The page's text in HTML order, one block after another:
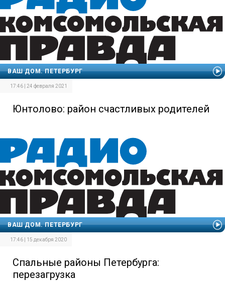
ВАШ ДОМ. ПЕТЕРБУРГ
17:46 | 24 февраля 2021
Юнтолово: район счастливых родителей
ВАШ ДОМ. ПЕТЕРБУРГ
17:46 | 15 декабря 2020
Спальные районы Петербурга:
перезагрузка